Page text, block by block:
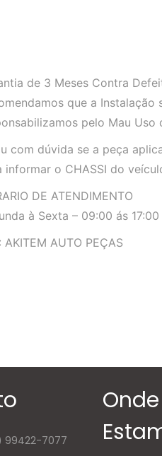
de 3 Meses Contra
que a
pelo Mau Uso
com dúvida se a peça
informar o CHASSI do
DE ATENDIMENTO
à Sexta – 09:00 ás
AKITEM AUTO PEÇAS
99422-7077
Onde